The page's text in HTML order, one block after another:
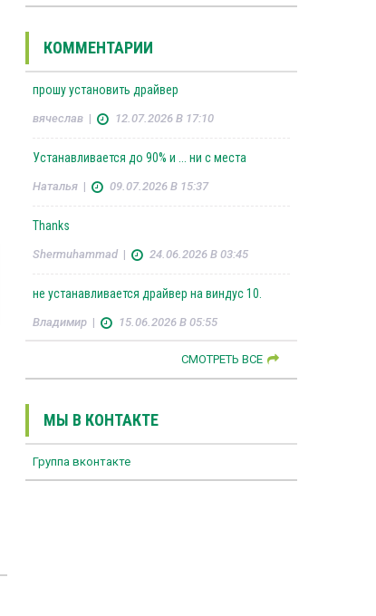
КОММЕНТАРИИ
прошу установить драйвер
вячеслав| 12.07.2026 В 17:10
Устанавливается до 90% и ... ни с места
Наталья| 09.07.2026 В 15:37
Thanks
Shermuhammad| 24.06.2026 В 03:45
не устанавливается драйвер на виндус 10.
Владимир| 15.06.2026 В 05:55
СМОТРЕТЬ ВСЕ
МЫ В КОНТАКТЕ
Группа вконтакте